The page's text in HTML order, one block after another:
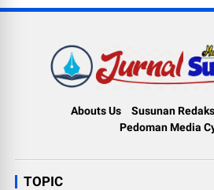
Abouts Us Susunan
Pedoman Media
TOPIC